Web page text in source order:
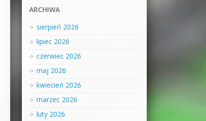
ARCHIWA
sierpień 2026
lipiec 2026
czerwiec 2026
maj 2026
kwiecień 2026
marzec 2026
luty 2026